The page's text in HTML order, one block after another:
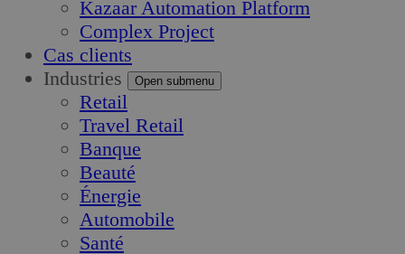
Kazaar Automation Platform
Complex Project
Cas clients
Industries
Open submenu
Retail
Travel Retail
Banque
Beauté
Énergie
Automobile
Santé